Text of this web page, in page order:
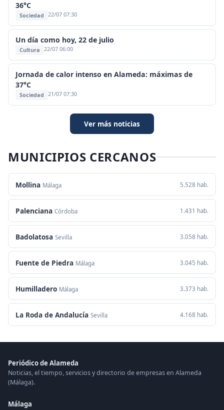
36°C
Sociedad 22/07 07:30
Un día como hoy, 22 de julio
Cultura 22/07 06:00
Jornada de calor intenso en Alameda: máximas de
37°C
Sociedad 21/07 07:30
Ver más noticias
MUNICIPIOS CERCANOS
Mollina Málaga 5.528 hab.
Palenciana Córdoba 1.431 hab.
Badolatosa Sevilla 3.058 hab.
Fuente de Piedra Málaga 3.045 hab.
Humilladero Málaga 3.373 hab.
La Roda de Andalucía Sevilla 4.168 hab.
Periódico de Alameda
Noticias, el tiempo, servicios y directorio de empresas en Alameda
(Málaga).
Málaga